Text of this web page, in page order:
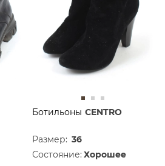
Ботильоны CENTRO
Размер: 36
Состояние: Хорошее